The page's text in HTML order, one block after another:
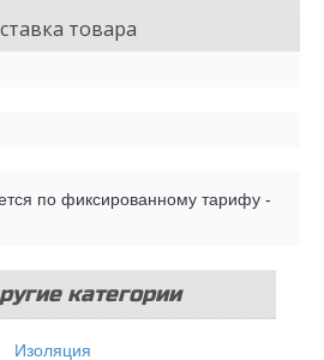
товара
по фиксированному тарифу -
категории